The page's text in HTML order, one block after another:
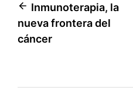
Navegación
de
Inmunoterapia, la
nueva frontera del
cáncer